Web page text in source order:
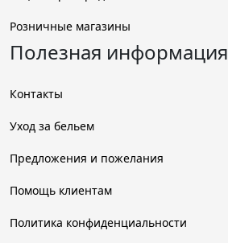
Розничные магазины
Полезная информация
Контакты
Уход за бельем
Предложения и пожелания
Помощь клиентам
Политика конфиденциальности